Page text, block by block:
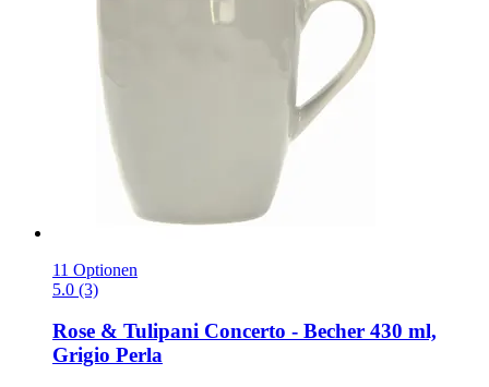
11 Optionen
5.0 (3)
Rose & Tulipani Concerto -​ Becher 430 ml,
Grigio Perla